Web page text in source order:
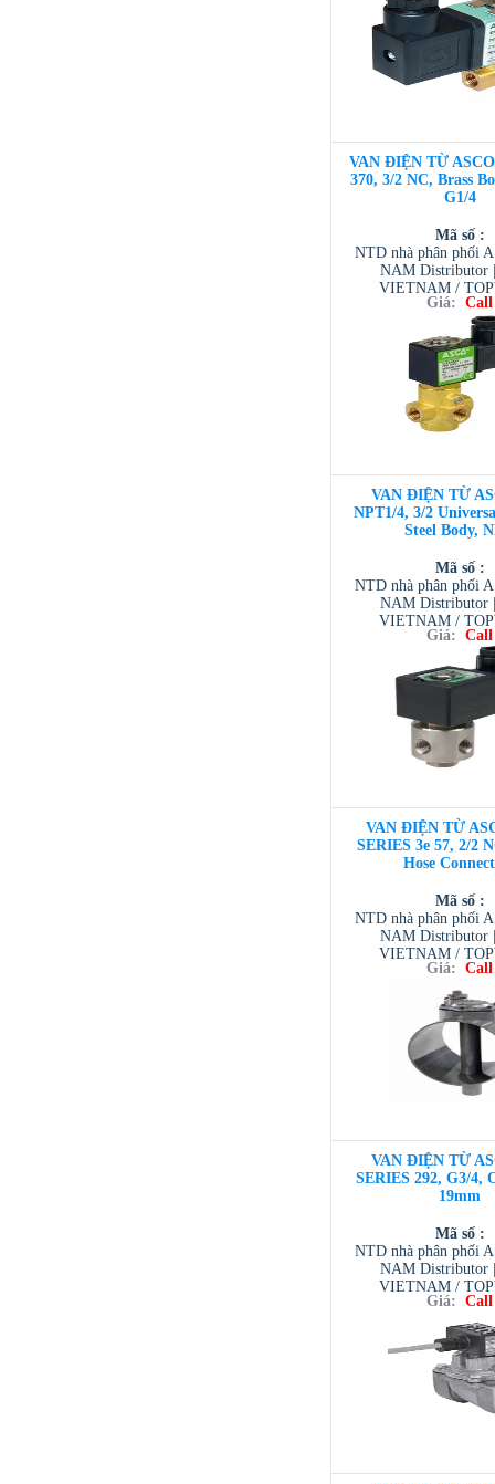
VAN ĐIỆN TỪ ASCO
370, 3/2 NC, Brass
G1/4
Mã số :
NTD nhà phân phối
NAM Distributor
VIETNAM /
VIETNAM /
/ TESCOM
Giá: Call
VAN ĐIỆN TỪ
NPT1/4, 3/2
Steel Body,
Mã số :
NTD nhà phân phối
NAM Distributor
VIETNAM /
VIETNAM /
/ TESCOM
Giá: Call
VAN ĐIỆN TỪ
SERIES 3e 57, 2/2
Hose
Mã số :
NTD nhà phân phối
NAM Distributor
VIETNAM /
VIETNAM /
/ TESCOM
Giá: Call
VAN ĐIỆN TỪ
SERIES 292, G3/4,
19mm
Mã số :
NTD nhà phân phối
NAM Distributor
VIETNAM /
VIETNAM /
/ TESCOM
Giá: Call